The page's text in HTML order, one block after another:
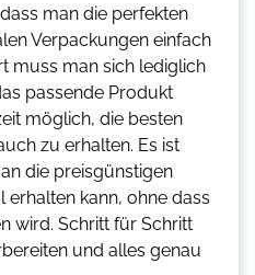
man die perfekten
Verpackungen einfach
muss man sich lediglich
passende Produkt
möglich, die besten
zu erhalten. Es ist
die preisgünstigen
kann, ohne dass
wird. Schritt für Schritt
und alles genau